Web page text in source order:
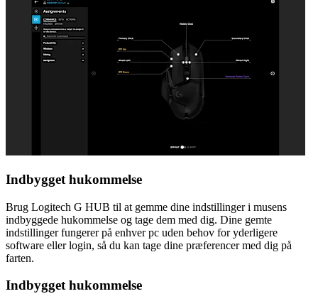
Indbygget hukommelse
Brug Logitech G HUB til at gemme dine indstillinger i musens
indbyggede hukommelse og tage dem med dig. Dine gemte
indstillinger fungerer på enhver pc uden behov for yderligere
software eller login, så du kan tage dine præferencer med dig på
farten.
Indbygget hukommelse